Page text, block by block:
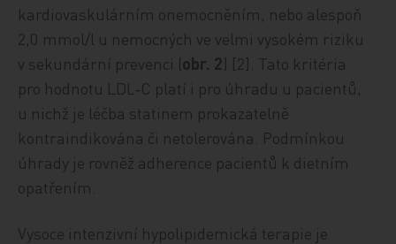
kardiovaskulárním onemocněním, nebo alespoň
2,0 mmol/l u nemocných ve velmi vysokém riziku
v sekundární prevenci (obr. 2) [2]. Tato kritéria
pro hodnotu LDL‑C platí i pro úhradu u pacientů,
u nichž je léčba statinem prokazatelně
kontraindikována či netolerována. Podmínkou
úhrady je rovněž adherence pacientů k dietním
opatřením.
Vysoce intenzivní hypolipidemická terapie je